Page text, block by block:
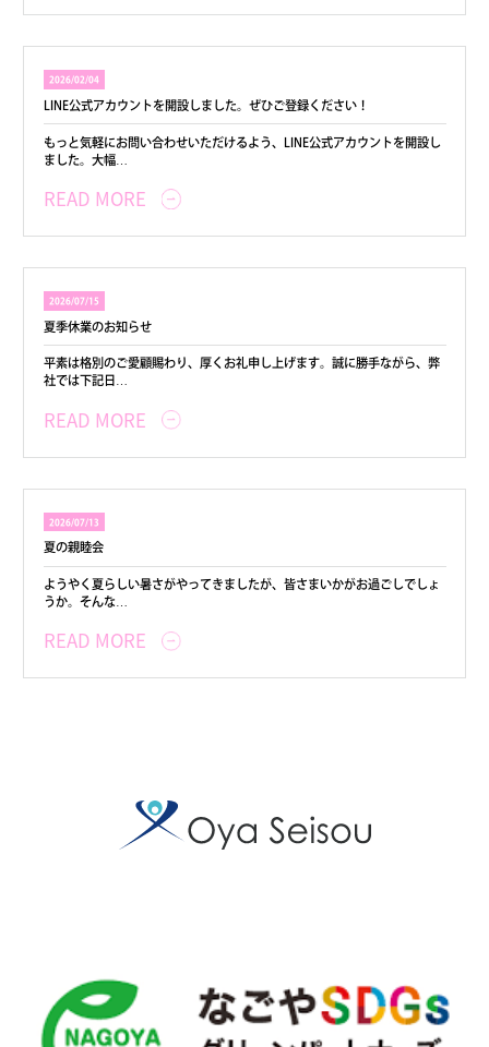
2026/02/04
LINE公式アカウントを開設しました。ぜひご登録ください！
もっと気軽にお問い合わせいただけるよう、LINE公式アカウントを開設し
ました。大幅…
READ MORE
2026/07/15
夏季休業のお知らせ
平素は格別のご愛顧賜わり、厚くお礼申し上げます。誠に勝手ながら、弊
社では下記日…
READ MORE
2026/07/13
夏の親睦会
ようやく夏らしい暑さがやってきましたが、皆さまいかがお過ごしでしょ
うか。そんな…
READ MORE